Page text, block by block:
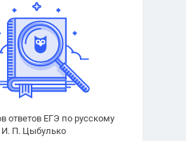
ответов ЕГЭ по русскому
И. П. Цыбулько